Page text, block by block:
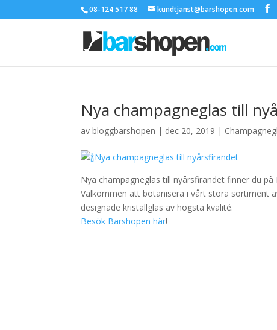
08-124 517 88 kundtjanst@barshopen.com
Nya champagneglas till
avbloggbarshopen | dec 20, 2019 |
Nya champagneglas till nyårsfirandet finner du på
Välkommen att botanisera i vårt stora sortiment
designade kristallglas av högsta kvalité.
Besök Barshopen här!